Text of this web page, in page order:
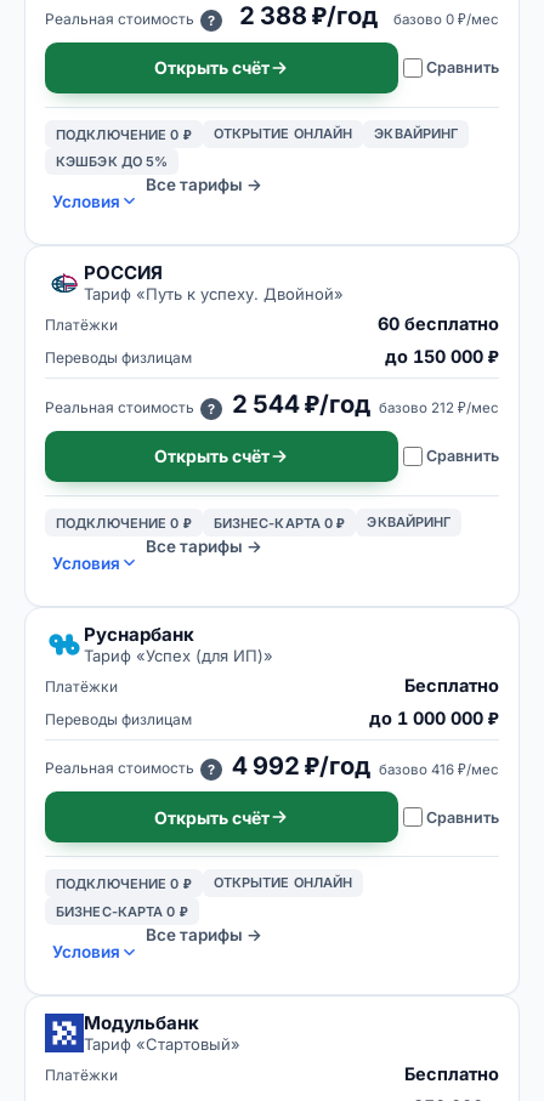
Реальная стоимость ? 2 388 ₽/год базово 0 ₽/мес
Открыть счёт Сравнить
ПОДКЛЮЧЕНИЕ 0 ₽ ОТКРЫТИЕ ОНЛАЙН
ЭКВАЙРИНГ
КЭШБЭК ДО 5%
Условия
Все тарифы →
РОССИЯ
Тариф «Путь к успеху. Двойной»
Платёжки 60 бесплатно
Переводы физлицам до 150 000 ₽
Реальная стоимость ? 2 544 ₽/год базово 212 ₽/мес
Открыть счёт Сравнить
ПОДКЛЮЧЕНИЕ 0 ₽ БИЗНЕС-КАРТА 0 ₽ ЭКВАЙРИНГ
Условия
Все тарифы →
Руснарбанк
Тариф «Успех (для ИП)»
Платёжки Бесплатно
Переводы физлицам до 1 000 000 ₽
Реальная стоимость ? 4 992 ₽/год базово 416 ₽/мес
Открыть счёт Сравнить
ПОДКЛЮЧЕНИЕ 0 ₽
ОТКРЫТИЕ ОНЛАЙН
БИЗНЕС-КАРТА 0 ₽
Условия
Все тарифы →
Модульбанк
Тариф «Стартовый»
Платёжки Бесплатно